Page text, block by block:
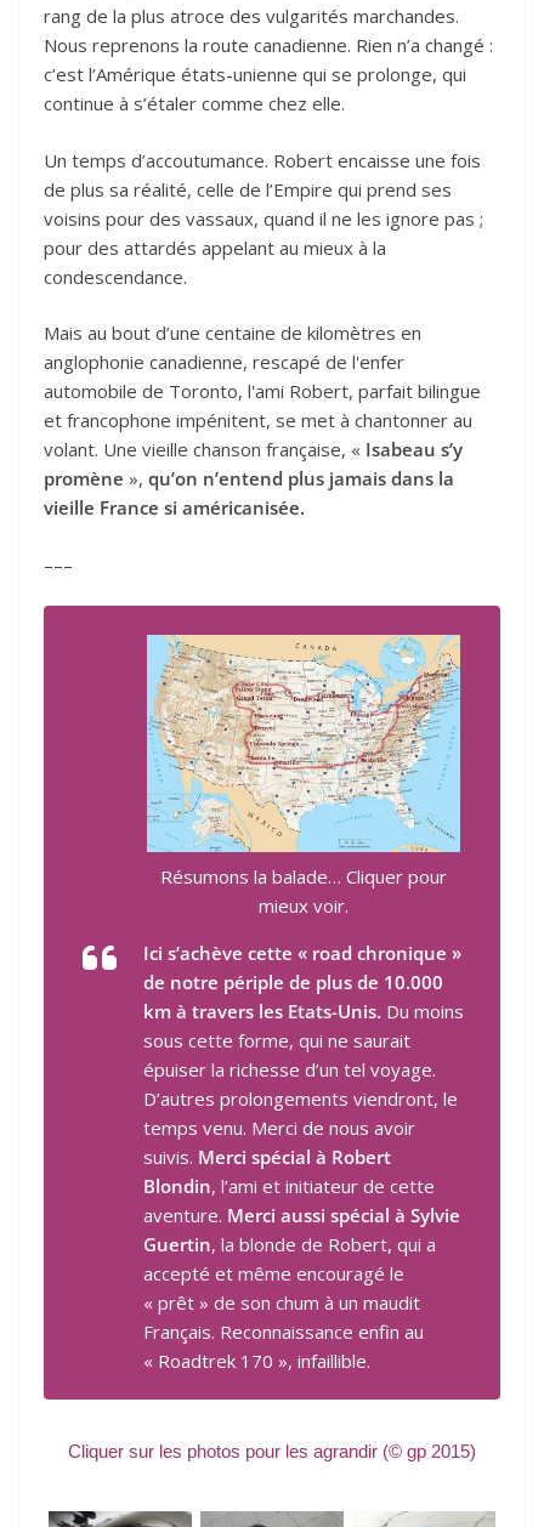
rang de la plus atroce des vulgarités marchandes.
Nous reprenons la route canadienne. Rien n’a changé :
c’est l’Amérique états-unienne qui se prolonge, qui
continue à s’étaler comme chez elle.
Un temps d’accoutumance. Robert encaisse une fois
de plus sa réalité, celle de l’Empire qui prend ses
voisins pour des vassaux, quand il ne les ignore pas ;
pour des attardés appelant au mieux à la
condescendance.
Mais au bout d’une centaine de kilomètres en
anglophonie canadienne, rescapé de l'enfer
automobile de Toronto, l'ami Robert, parfait bilingue
et francophone impénitent, se met à chantonner au
volant. Une vieille chanson française, « Isabeau s’y
promène », qu’on n’entend plus jamais dans la
vieille France si américanisée.
–––
Résumons la balade… Cliquer pour
mieux voir.
Ici s’achève cette « road chronique »
de notre périple de plus de 10.000
km à travers les Etats-Unis. Du moins
sous cette forme, qui ne saurait
épuiser la richesse d’un tel voyage.
D’autres prolongements viendront, le
temps venu. Merci de nous avoir
suivis. Merci spécial à Robert
Blondin, l’ami et initiateur de cette
aventure. Merci aussi spécial à Sylvie
Guertin, la blonde de Robert, qui a
accepté et même encouragé le
« prêt » de son chum à un maudit
Français. Reconnaissance enfin au
« Roadtrek 170 », infaillible.
Cli­quer sur les pho­tos pour les agran­dir (© gp 2015)